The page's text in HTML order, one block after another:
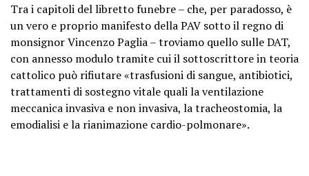
Tra i capitoli del libretto funebre – che, per paradosso, è
un vero e proprio manifesto della PAV sotto il regno di
monsignor Vincenzo Paglia – troviamo quello sulle DAT,
con annesso modulo tramite cui il sottoscrittore in teoria
cattolico può rifiutare «trasfusioni di sangue, antibiotici,
trattamenti di sostegno vitale quali la ventilazione
meccanica invasiva e non invasiva, la tracheostomia, la
emodialisi e la rianimazione cardio-polmonare».